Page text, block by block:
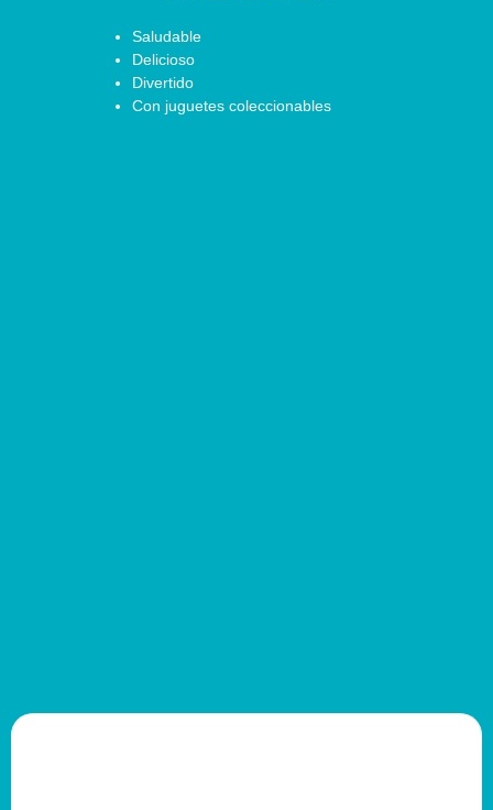
Saludable
Delicioso
Divertido
Con juguetes coleccionables